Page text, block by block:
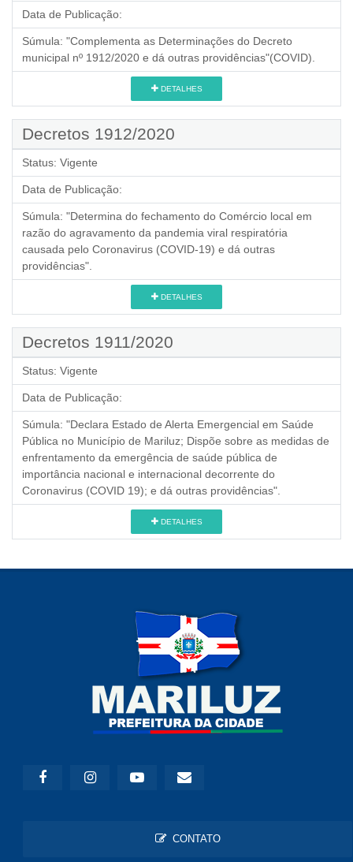
Data de Publicação:
Súmula: "Complementa as Determinações do Decreto
municipal nº 1912/2020 e dá outras providências"(COVID).
DETALHES
Decretos 1912/2020
Status: Vigente
Data de Publicação:
Súmula: "Determina do fechamento do Comércio local em
razão do agravamento da pandemia viral respiratória
causada pelo Coronavirus (COVID-19) e dá outras
providências".
DETALHES
Decretos 1911/2020
Status: Vigente
Data de Publicação:
Súmula: "Declara Estado de Alerta Emergencial em Saúde
Pública no Município de Mariluz; Dispõe sobre as medidas de
enfrentamento da emergência de saúde pública de
importância nacional e internacional decorrente do
Coronavirus (COVID 19); e dá outras providências".
DETALHES
CONTATO